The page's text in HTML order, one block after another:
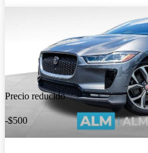
Precio reducido
-$500